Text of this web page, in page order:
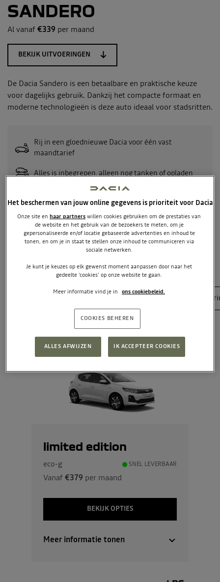
SANDERO
Al vanaf €339 per maand
BEKIJK UITVOERINGEN
De Dacia Sandero is een betaalbare en praktische keuze
voor dagelijks gebruik. Dankzij het compacte formaat en
moderne technologieën is deze auto ideaal voor stadsritten.
Rij in een gloednieuwe Dacia voor één vast
maandtarief
Alles is inbegrepen, alleen nog tanken of opladen
Kosteloos opzeggen bij ziekte of ontslag*
UITVOERINGEN VAN DE SANDERO
NU EXTRA VOORDELIG
limited edition
eco-g SNEL LEVERBAAR
Vanaf €379 per maand
BEKIJK OPTIES
Meer informatie tonen
Het beschermen van jouw online gegevens is prioriteit voor Dacia
Onze site en haar partners willen cookies gebruiken om de prestaties van
de website en het gebruik van de bezoekers te meten, om je
gepersonaliseerde en/of locatie gebaseerde advertenties en inhoud te
tonen, en om je in staat te stellen onze inhoud te communiceren via
sociale netwerken.
Je kunt je keuzes op elk gewenst moment aanpassen door naar het
gedeelte ‘cookies’ op onze website te gaan.
Meer informatie vind je in ons cookiebeleid.
COOKIES BEHEREN
ALLES AFWIJZEN IK ACCEPTEER COOKIES